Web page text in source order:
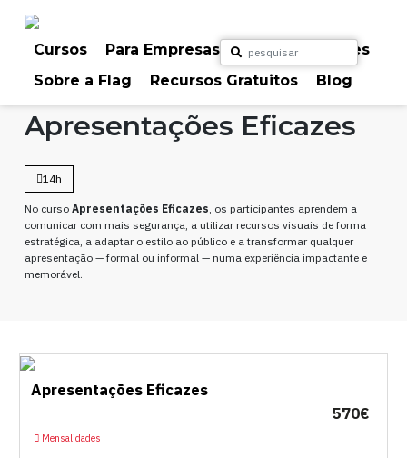
Cursos Para Empresas
Para Particulares
Sobre a Flag
Recursos Gratuitos Blog
Home Cursos Marketing & Comunicação
Apresentações Eficazes
14h
No curso Apresentações Eficazes, os participantes aprendem a
comunicar com mais segurança, a utilizar recursos visuais de forma
estratégica, a adaptar o estilo ao público e a transformar qualquer
apresentação — formal ou informal — numa experiência impactante e
memorável.
Apresentações Eficazes
570€
Mensalidades